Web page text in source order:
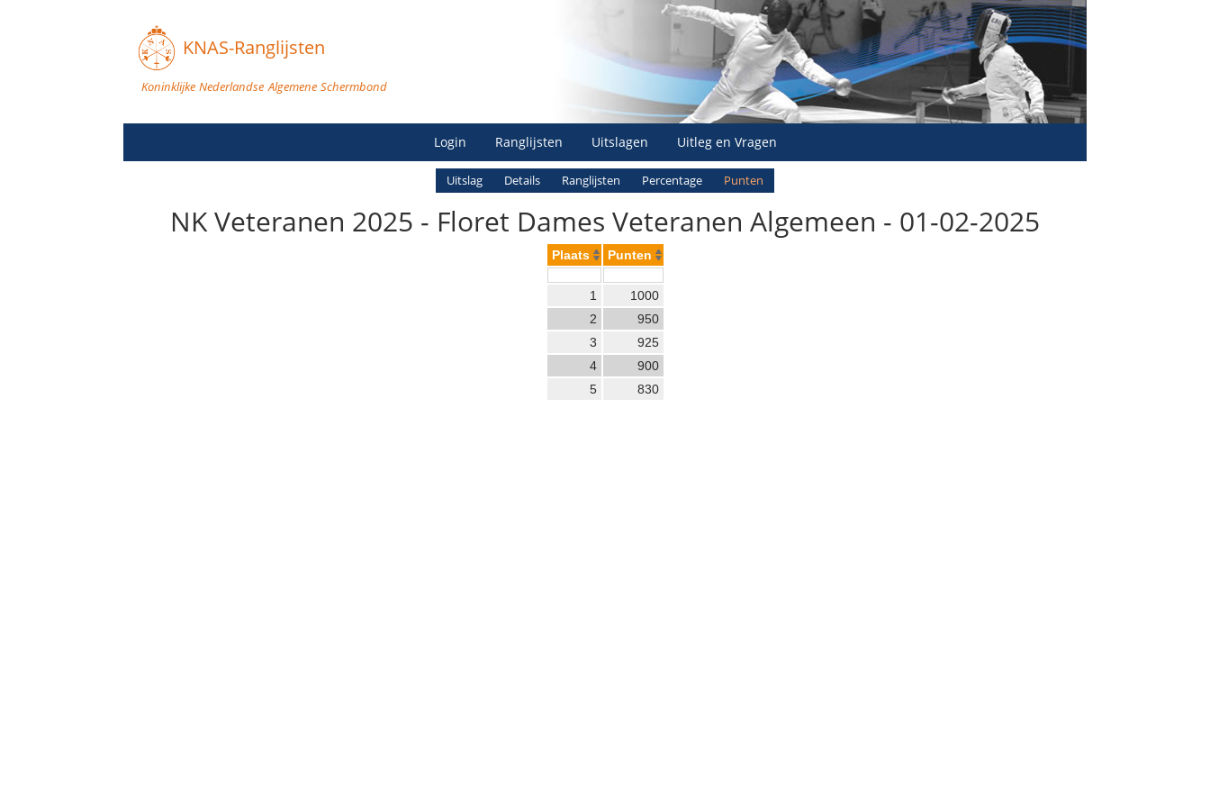
KNAS-Ranglijsten
Koninklijke Nederlandse Algemene Schermbond
Login Ranglijsten Uitslagen Uitleg en Vragen
Uitslag Details Ranglijsten Percentage Punten
NK Veteranen 2025 - Floret Dames Veteranen Algemeen - 01-02-2025
Plaats Punten
1
1000
2
950
3
925
4
900
5
830